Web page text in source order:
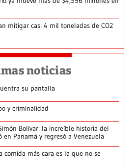
mitigar casi 4 mil toneladas de CO2
noticias
su pantalla​
y criminalidad
Bolívar: la increíble historia del
en Panamá y regresó a Venezuela
comida más cara es la que no se